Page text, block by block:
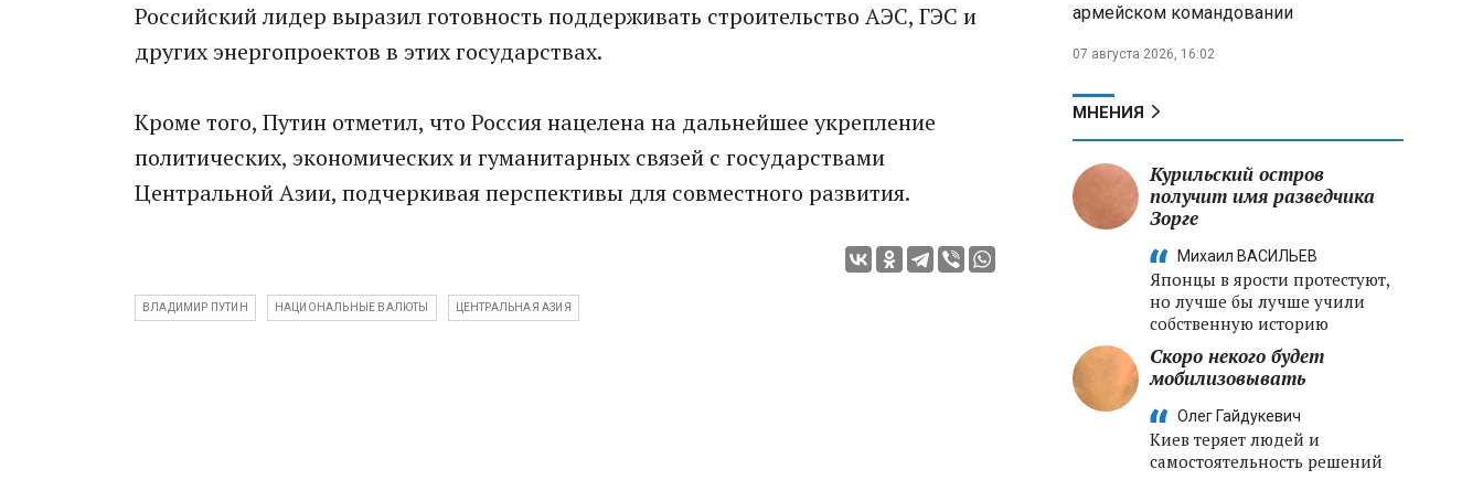
Российский лидер выразил готовность поддерживать строительство АЭС, ГЭС и
других энергопроектов в этих государствах.
Кроме того, Путин отметил, что Россия нацелена на дальнейшее укрепление
политических, экономических и гуманитарных связей с государствами
Центральной Азии, подчеркивая перспективы для совместного развития.
ВЛАДИМИР ПУТИН НАЦИОНАЛЬНЫЕ ВАЛЮТЫ ЦЕНТРАЛЬНАЯ АЗИЯ
армейском командовании
07 августа 2026, 16:02
МНЕНИЯ
Курильский остров
получит имя разведчика
Зорге
Михаил ВАСИЛЬЕВ
Японцы в ярости протестуют,
но лучше бы лучше учили
собственную историю
Скоро некого будет
мобилизовывать
Олег Гайдукевич
Киев теряет людей и
самостоятельность решений